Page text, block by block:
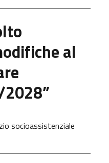
al
socioassistenziale